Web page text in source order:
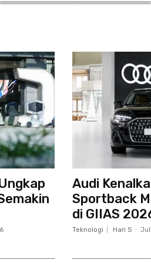
Audi
Sportback
di GIIAS
Teknologi Hari S -